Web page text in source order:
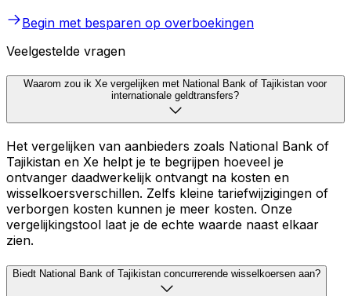
Begin met besparen op overboekingen
Veelgestelde vragen
Waarom zou ik Xe vergelijken met National Bank of Tajikistan voor
internationale geldtransfers?
Het vergelijken van aanbieders zoals National Bank of
Tajikistan en Xe helpt je te begrijpen hoeveel je
ontvanger daadwerkelijk ontvangt na kosten en
wisselkoersverschillen. Zelfs kleine tariefwijzigingen of
verborgen kosten kunnen je meer kosten. Onze
vergelijkingstool laat je de echte waarde naast elkaar
zien.
Biedt National Bank of Tajikistan concurrerende wisselkoersen aan?